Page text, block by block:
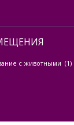
с животными (1)